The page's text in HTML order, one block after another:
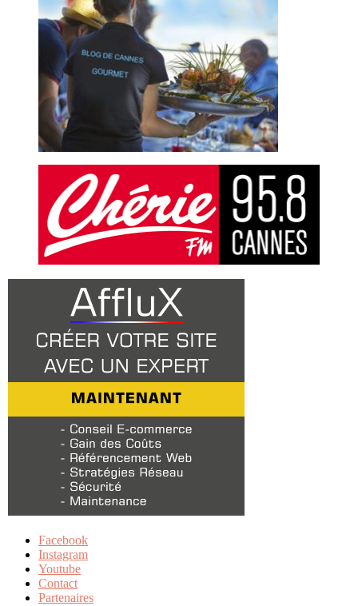
Facebook
Instagram
Youtube
Contact
Partenaires